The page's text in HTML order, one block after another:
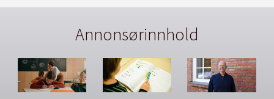
Annonsørinnhold